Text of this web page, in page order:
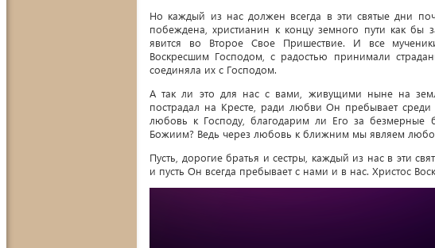
Но каждый из нас должен всегда в эти святые дни
побеждена, христианин к концу земного пути как бы
явится во Второе Свое Пришествие. И все
Воскресшим Господом, с радостью принимали
соединяла их с Господом.
А так ли это для нас с вами, живущими ныне на
пострадал на Кресте, ради любви Он пребывает
любовь к Господу, благодарим ли Его за
Божиим? Ведь через любовь к ближним мы являем
Пусть, дорогие братья и сестры, каждый из нас в эти
и пусть Он всегда пребывает с нами и в нас. Христос